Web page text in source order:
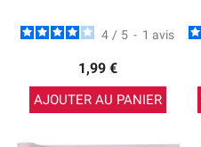
4 / 5 - 1 avis
1,99 €
AJOUTER AU PANIER